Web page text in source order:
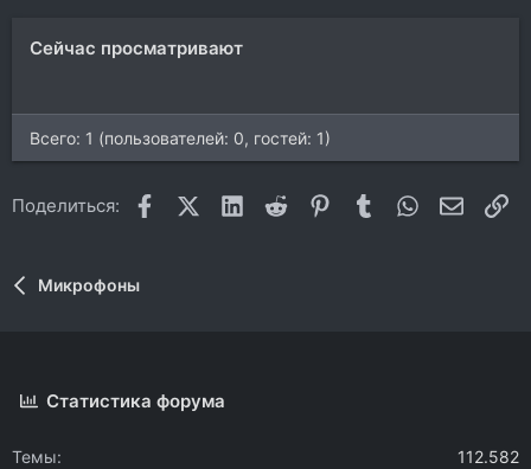
иСейчас просматривают
Всего: 1 (пользователей: 0, гостей: 1)
Поделиться: FacebookX (Twitter)
LinkedIn
Reddit Pinterest
Tumblr WhatsApp
Микрофоны
Статистика форума
Темы
112.582